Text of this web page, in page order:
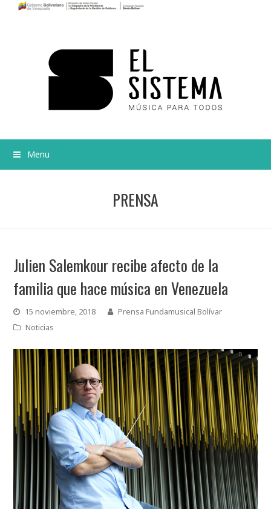
Menu
PRENSA
Julien Salemkour recibe afecto de la
familia que hace música en Venezuela
15 noviembre, 2018
Prensa Fundamusical Bolívar
Noticias